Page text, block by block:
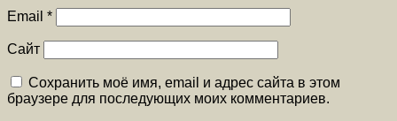
Email *
Сайт
Сохранить моё имя, email и адрес сайта в этом
браузере для последующих моих комментариев.